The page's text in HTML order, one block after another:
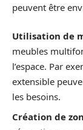
peuvent être
Utilisation de
meubles
l’espace. Par
extensible
les besoins.
Création de